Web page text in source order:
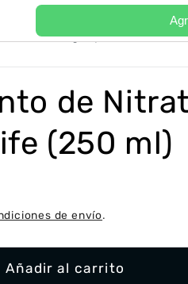
P
s
r
i
ó
n
Portugal | EUR €
I
o
m
a
de
(250 ml)
de envío.
Añadir al carrito